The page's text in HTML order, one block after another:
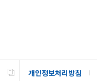
개인정보처리방침